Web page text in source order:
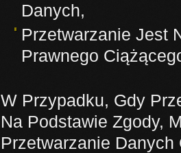
Danych,
Przetwarzanie Jest
Prawnego
W Przypadku, Gdy
Na Podstawie Zgody,
Przetwarzanie